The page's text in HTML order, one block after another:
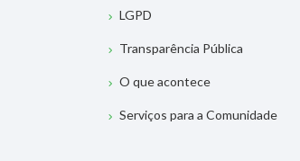
LGPD
Transparência Pública
O que acontece
Serviços para a Comunidade